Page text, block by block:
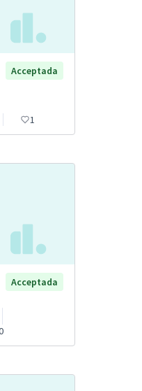
Acceptada
1
Acceptada